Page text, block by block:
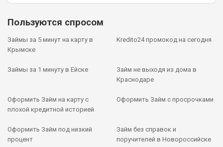
Пользуются спросом
Займы за 5 минут на карту в
Крымске
Kredito24 промокод на сегодня
Займы за 1 минуту в Ейске
Займ не выходя из дома в
Краснодаре
Оформить Займ на карту с
плохой кредитной историей
Оформить Займ с просрочками
Оформить Займ под низкий
процент
Займ без справок и
поручителей в Новороссийске